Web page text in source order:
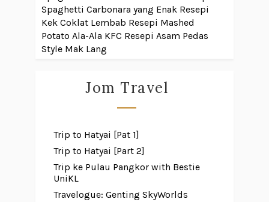
Spaghetti Carbonara yang Enak Resepi
Kek Coklat Lembab Resepi Mashed
Potato Ala-Ala KFC Resepi Asam Pedas
Style Mak Lang
Jom Travel
Trip to Hatyai [Pat 1]
Trip to Hatyai [Part 2]
Trip ke Pulau Pangkor with Bestie
UniKL
Travelogue: Genting SkyWorlds